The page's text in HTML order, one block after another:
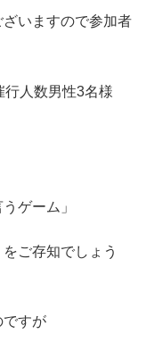
いますので参加者
行人数男性3名様
ゲーム」
ご存知でしょう
ですが